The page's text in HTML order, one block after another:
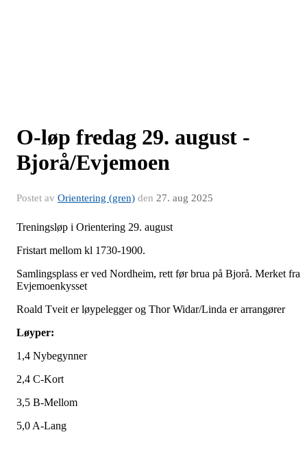
O-løp fredag 29. august -
Bjorå/Evjemoen
Postet av Orientering (gren) den 27. aug 2025
Treningsløp i Orientering 29. august
Fristart mellom kl 1730-1900.
Samlingsplass er ved Nordheim, rett før brua på Bjorå. Merket fra
Evjemoenkysset
Roald Tveit er løypelegger og Thor Widar/Linda er arrangører
Løyper:
1,4 Nybegynner
2,4 C-Kort
3,5 B-Mellom
5,0 A-Lang